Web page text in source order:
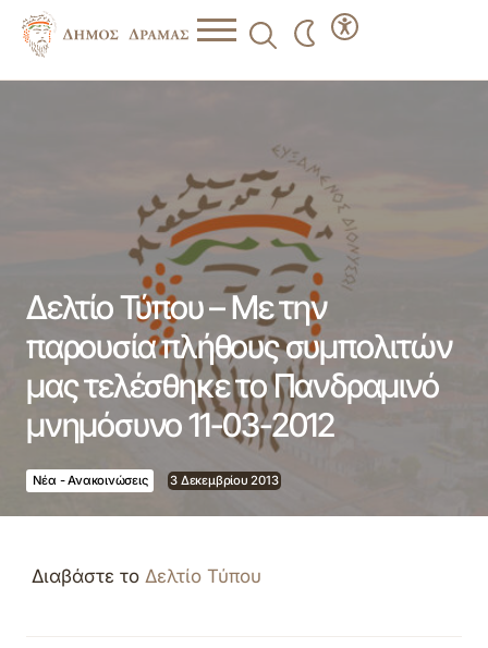
Δελτίο Τύπου – Με την
παρουσία πλήθους συμπολιτών
μας τελέσθηκε το Πανδραμινό
μνημόσυνο 11-03-2012
Νέα - Ανακοινώσεις 3 Δεκεμβρίου 2013
Διαβάστε το Δελτίο Τύπου